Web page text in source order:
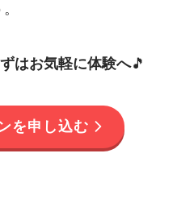
はお気軽に体験へ🎵
を申し込む